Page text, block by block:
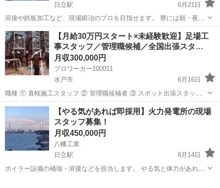
日立駅
6月21日
溶接や鉄板加工など、現場鍛冶のプロを目指せます。 寮には朝・夜の
食事付き。身ひとつで新しい環境に飛び込めます。 仲間と連携して仕
上げる仕事。チームで動くのが好きな方歓迎！ 面接時に詳しい内容を
ご説明します。エントリーは簡単です！
茨城 日立市 日立駅 鳶職
【月給30万円スタート×未経験歓迎】足場工
事スタッフ／管理職候補／全国出張スタ…
月収300,000円
プロワーカー100011
水戸市
6月16日
職種 ① 直轄施工スタッフ ② 管理職候補者 ③ スポット出張スタッフ
雇用形態 正社員 仕事内容 【①直轄施工スタッフ】 ・現場での足場の
組み立て作業 ・「安全性・快適性」にこだわった足場を構築 ...
茨城 水戸市 鳶職 未経験
【やる気があれば即採用】火力発電所の現場
スタッフ募集！
月収450,000円
八幡工業
日立駅
6月14日
ボイラー設備の補強・溶接などを担当します。 やる気と体力があれ